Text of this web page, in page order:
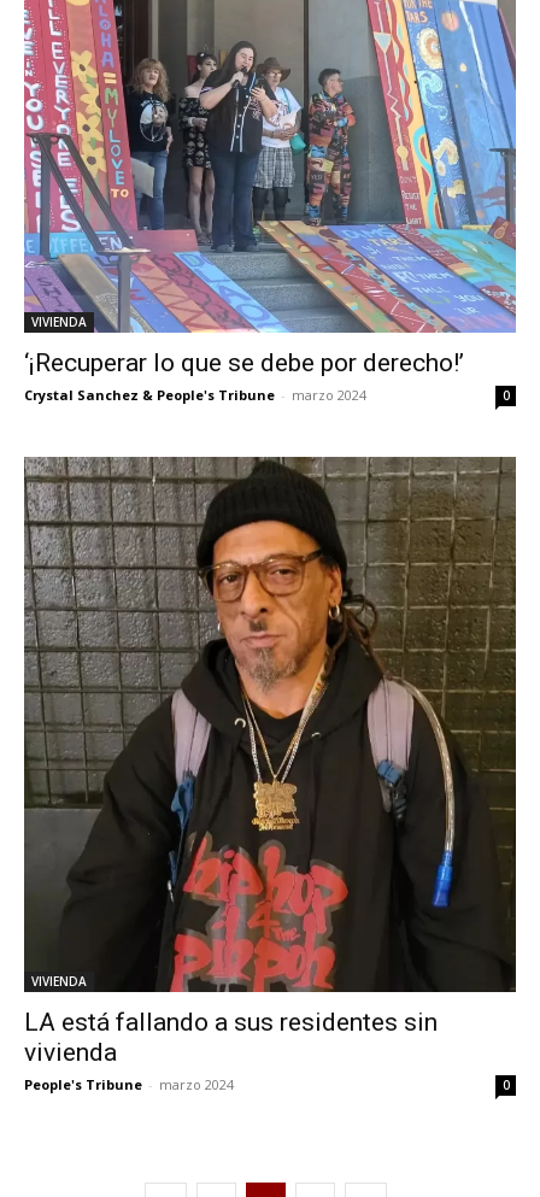
VIVIENDA
‘¡Recuperar lo que se debe por derecho!’
Crystal Sanchez & People's Tribune - marzo 2024 0
VIVIENDA
LA está fallando a sus residentes sin
vivienda
People's Tribune - marzo 2024 0